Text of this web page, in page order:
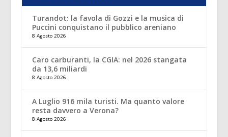
Turandot: la favola di Gozzi e la musica di
Puccini conquistano il pubblico areniano
8 Agosto 2026
Caro carburanti, la CGIA: nel 2026 stangata
da 13,6 miliardi
8 Agosto 2026
A Luglio 916 mila turisti. Ma quanto valore
resta davvero a Verona?
8 Agosto 2026